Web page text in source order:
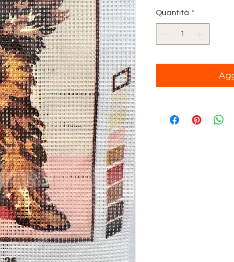
Quantità *